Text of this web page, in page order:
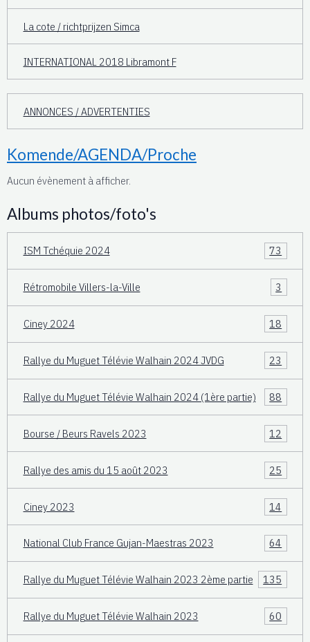
La cote / richtprijzen Simca
INTERNATIONAL 2018 Libramont F
ANNONCES / ADVERTENTIES
Komende/AGENDA/Proche
Aucun évènement à afficher.
Albums photos/foto's
ISM Tchéquie 2024 73
Rétromobile Villers-la-Ville 3
Ciney 2024 18
Rallye du Muguet Télévie Walhain 2024 JVDG 23
Rallye du Muguet Télévie Walhain 2024 (1ère partie) 88
Bourse / Beurs Ravels 2023 12
Rallye des amis du 15 août 2023 25
Ciney 2023 14
National Club France Gujan-Maestras 2023 64
Rallye du Muguet Télévie Walhain 2023 2ème partie 135
Rallye du Muguet Télévie Walhain 2023 60